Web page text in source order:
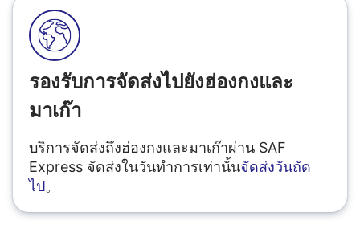
รองรับการจัดส่งไปยังฮ่องกงและ
มาเก๊า
บริการจัดส่งถึงฮ่องกงและมาเก๊าผ่าน SAF
Express จัดส่งในวันทำการเท่านั้นจัดส่งวันถัด
ไป。